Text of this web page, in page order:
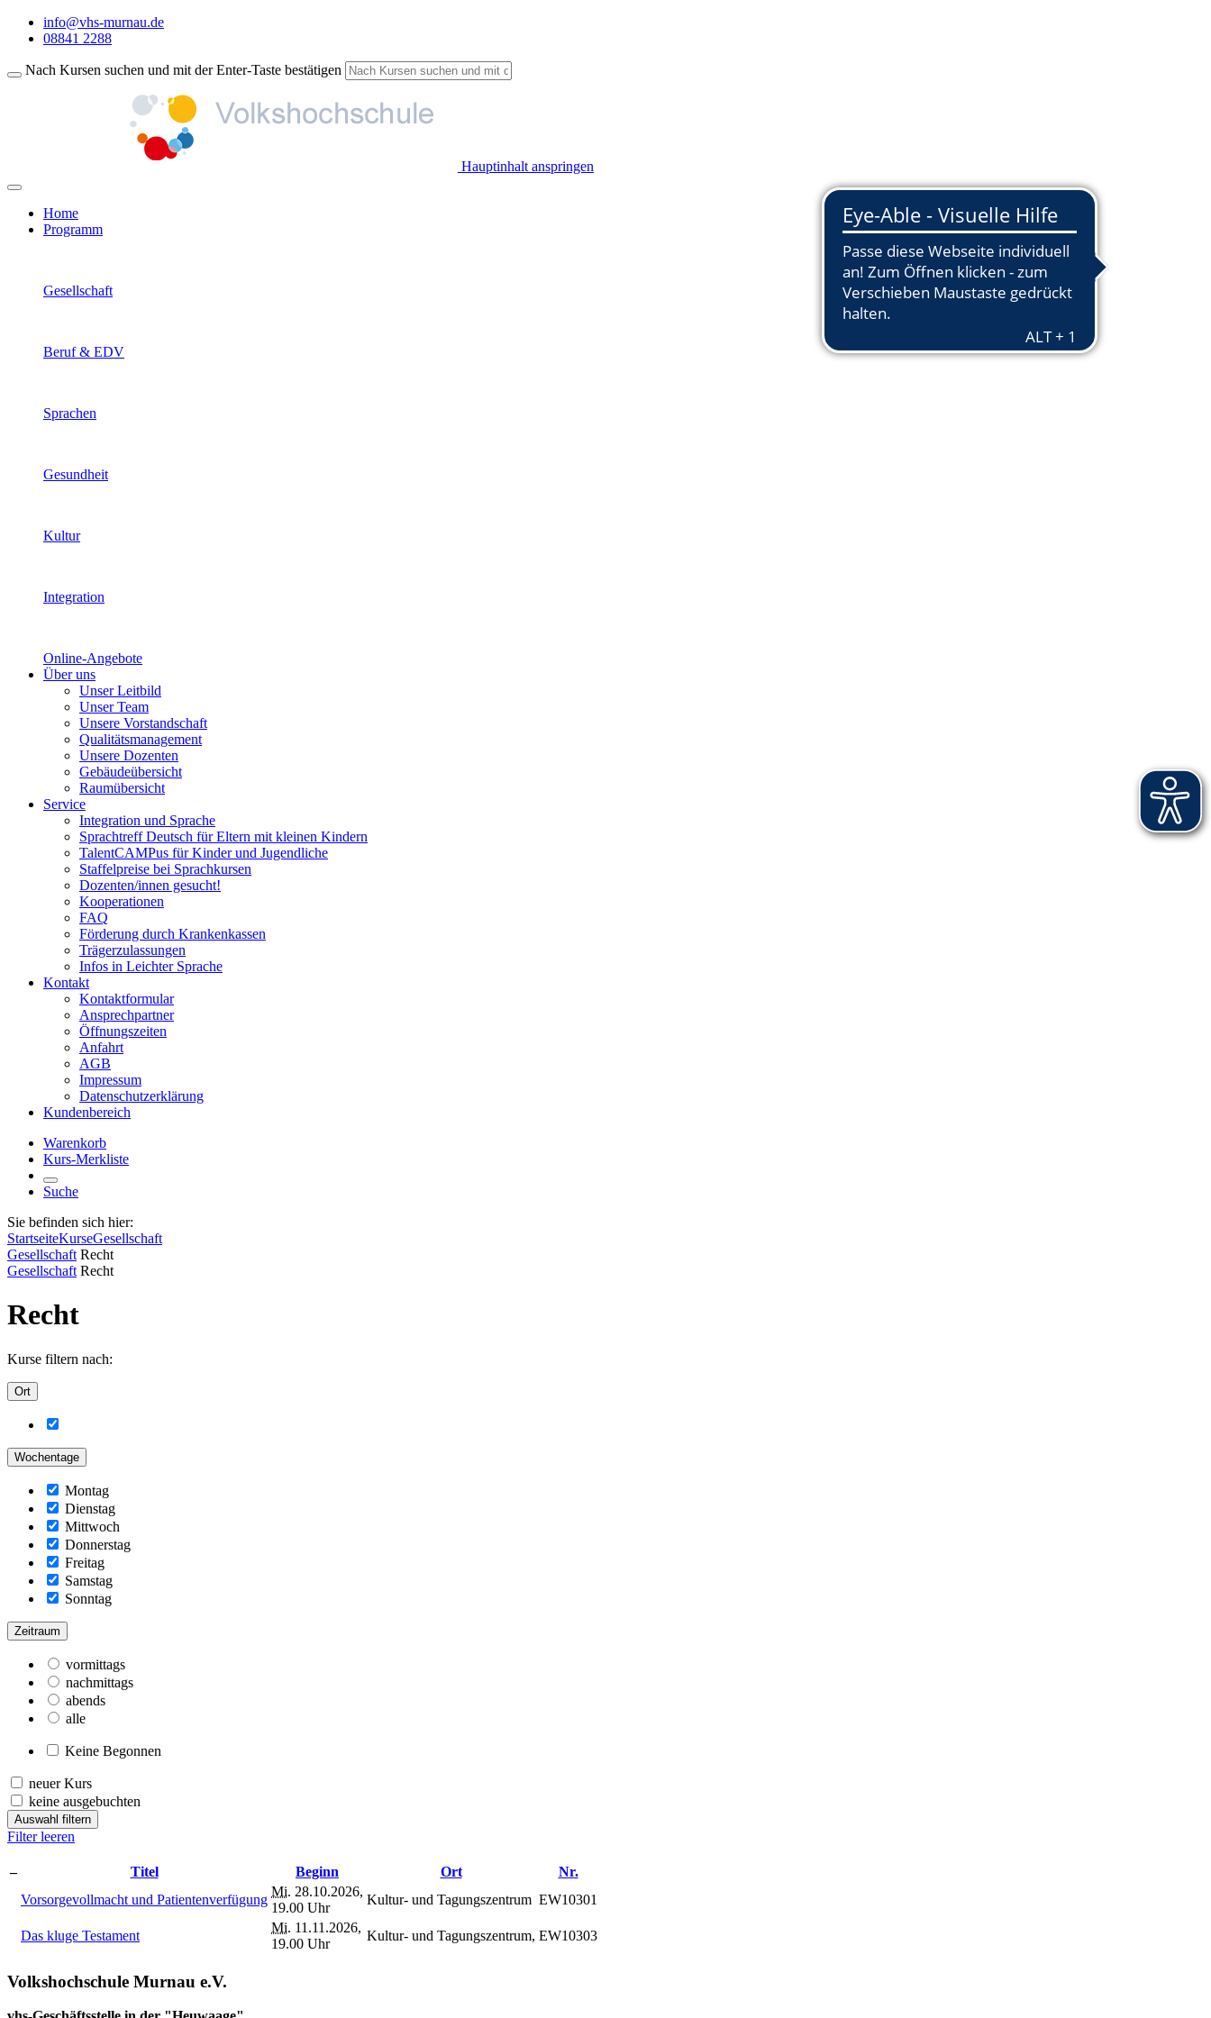
info@vhs-murnau.de
08841 2288
Nach Kursen suchen und mit der Enter-Taste bestätigen
Hauptinhalt anspringen
Home
Programm
Gesellschaft
Beruf & EDV
Sprachen
Gesundheit
Kultur
Integration
Online-Angebote
Über uns
Unser Leitbild
Unser Team
Unsere Vorstandschaft
Qualitätsmanagement
Unsere Dozenten
Gebäudeübersicht
Raumübersicht
Service
Integration und Sprache
Sprachtreff Deutsch für Eltern mit kleinen Kindern
TalentCAMPus für Kinder und Jugendliche
Staffelpreise bei Sprachkursen
Dozenten/innen gesucht!
Kooperationen
FAQ
Förderung durch Krankenkassen
Trägerzulassungen
Infos in Leichter Sprache
Kontakt
Kontaktformular
Ansprechpartner
Öffnungszeiten
Anfahrt
AGB
Impressum
Datenschutzerklärung
Kundenbereich
Warenkorb
Kurs-Merkliste
Suche
Sie befinden sich hier:
StartseiteKurseGesellschaft
Gesellschaft Recht
Gesellschaft Recht
Recht
Kurse filtern nach:
Ort
Wochentage
Montag
Dienstag
Mittwoch
Donnerstag
Freitag
Samstag
Sonntag
Zeitraum
vormittags
nachmittags
abends
alle
Keine Begonnen
neuer Kurs
keine ausgebuchten
Auswahl filtern
Filter leeren
– Titel Beginn Ort
Nr.
Vorsorgevollmacht und Patientenverfügung
Mi. 28.10.2026,
19.00 Uhr
Kultur- und Tagungszentrum EW10301
Das kluge Testament
Mi. 11.11.2026,
19.00 Uhr
Kultur- und Tagungszentrum, EW10303
Volkshochschule Murnau e.V.